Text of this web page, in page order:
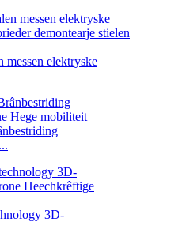
messen elektryske
3D-